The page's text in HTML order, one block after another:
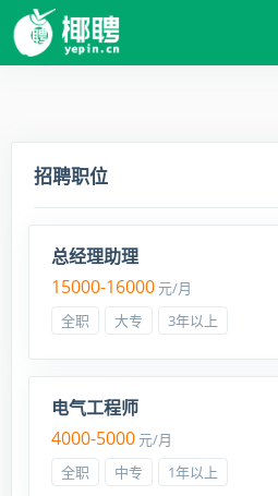
招聘职位
总经理助理
15000-16000元/月
全职
大专 3年以上
电气工程师
4000-5000元/月
全职
中专 1年以上